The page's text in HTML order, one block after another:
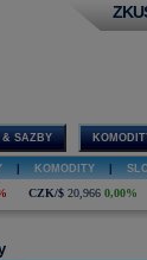
& SAZBY
KOMODITY
CZK/$ 20,966 0,00%